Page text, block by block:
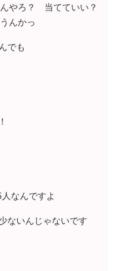
やろ？ 当てていい？
んかっ
でも
なんですよ
ないんじゃないです